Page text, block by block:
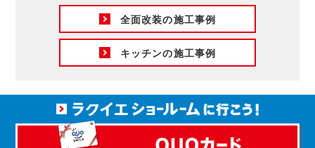
全面改装の施工事例
キッチンの施工事例